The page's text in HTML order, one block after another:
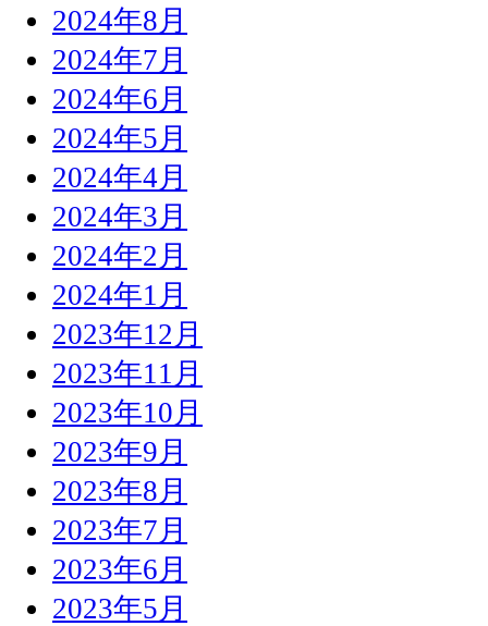
2024年8月
2024年7月
2024年6月
2024年5月
2024年4月
2024年3月
2024年2月
2024年1月
2023年12月
2023年11月
2023年10月
2023年9月
2023年8月
2023年7月
2023年6月
2023年5月